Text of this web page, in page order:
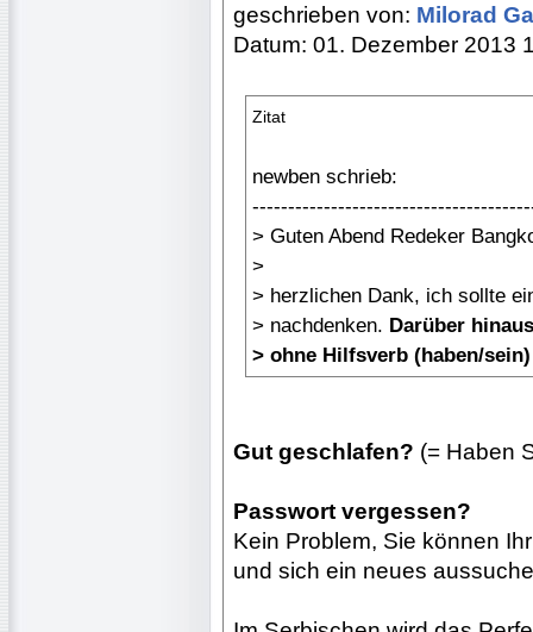
geschrieben von: Milorad
Datum: 01. Dezember 2013
Zitat
newben schrieb:
> Guten Abend Redeker
>
> herzlichen Dank, ich sollte
> nachdenken. Darüber
> ohne Hilfsverb (haben/sein)
Gut geschlafen? (= Haben
Passwort vergessen?
Kein Problem, Sie können
und sich ein neues